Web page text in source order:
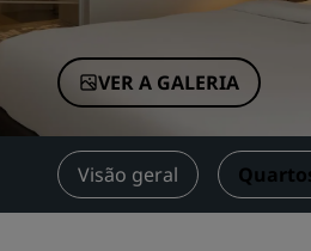
Marcas afiliadas na China
VER A GALERIA
Visão geral